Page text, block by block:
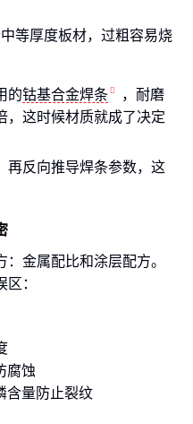
等厚度板材，过粗容易烧
的钴基合金焊条
，耐磨
，这时候材质就成了决定
再反向推导焊条参数，这
金属配比和涂层配方。
：
腐蚀
含量防止裂纹